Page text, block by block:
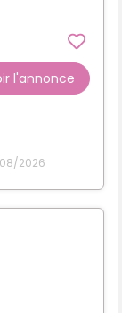
l'annonce
2026